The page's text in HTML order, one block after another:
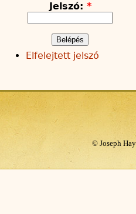
Jelszó: *
Elfelejtett jelszó
© Joseph